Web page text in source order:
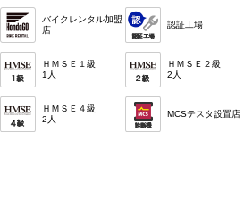
バイクレンタル加盟
店
認証工場
ＨＭＳＥ１級
1人
ＨＭＳＥ２級
2人
ＨＭＳＥ４級
2人
MCSテスタ設置店